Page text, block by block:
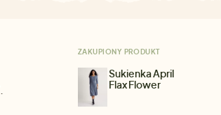
ZAKUPIONY PRODUKT
Sukienka April
Flax Flower